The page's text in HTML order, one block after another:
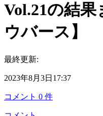
Vol.21の結
ウバース】
最終更新:
2023年8月3日17:37
コメント 0 件